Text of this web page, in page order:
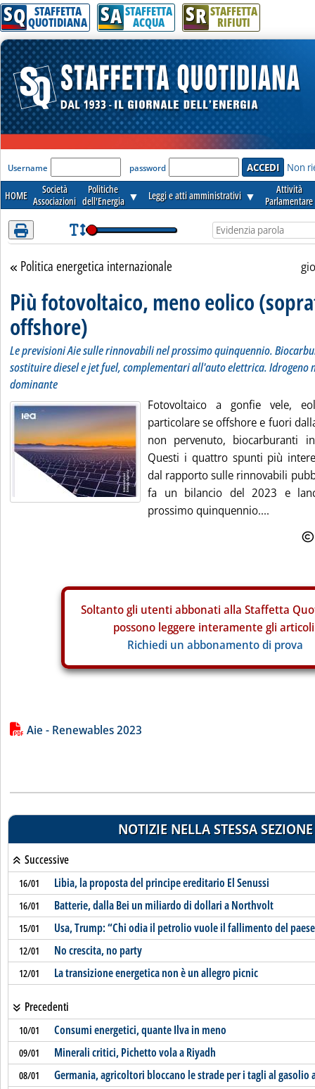
Attenzione! Esegui l'accesso per lèggere interamente la notizia.
SQ STAFFETTA
QUOTIDIANA SA STAFFETTA
ACQUA SR STAFFETTA
RIFIUTI
'Modulo Login per accedere'
Username password Non
HOME
Società
Associazioni
Politiche
dell'Energia ▼ Leggi e atti amministrativi ▼
Attività
Parlamentare
Torna alla sezione
Politica energetica internazionale
Più fotovoltaico, meno eolico
offshore)
Le previsioni Aie sulle rinnovabili nel prossimo quinquennio.
sostituire diesel e jet fuel, complementari all'auto elettrica. Idrogeno
dominante
Fotovoltaico a gonfie vele,
particolare se offshore e fuori
non pervenuto, biocarburanti
Questi i quattro spunti più
dal rapporto sulle rinnovabili
fa un bilancio del 2023 e
prossimo quinquennio....
Soltanto gli utenti abbonati alla Staffetta
possono leggere interamente gli
Richiedi un abbonamento di prova
Lista allegati PDF alla notizia
Aie - Renewables 2023
NOTIZIE NELLA STESSA SEZIONE
Successive
16/01 Libia, la proposta del principe ereditario El Senussi
16/01 Batterie, dalla Bei un miliardo di dollari a Northvolt
15/01 Usa, Trump: “Chi odia il petrolio vuole il fallimento del
12/01 No crescita, no party
12/01 La transizione energetica non è un allegro picnic
Precedenti
10/01 Consumi energetici, quante Ilva in meno
09/01 Minerali critici, Pichetto vola a Riyadh
08/01 Germania, agricoltori bloccano le strade per i tagli al gasolio